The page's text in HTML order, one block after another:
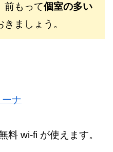
前もって個室の多い
ましょう。
ナ
料 wi-fi が使えます。